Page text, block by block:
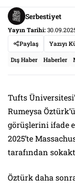
Serbestiyet
Yayın Tarihi:
Paylaş
Yazıyı
Dış Haber Haberler
Tufts
Rumeysa
görüşlerini ifade
2025’te
tarafından
Öztürk daha